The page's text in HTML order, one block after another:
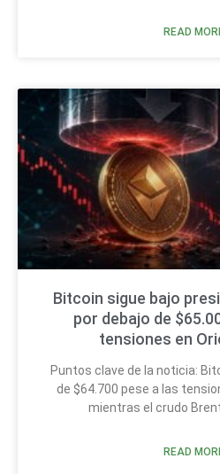
READ
Bitcoin sigue bajo
por debajo de
tensiones en
Puntos clave de la noticia:
de $64.700 pese a las
mientras el crudo
READ